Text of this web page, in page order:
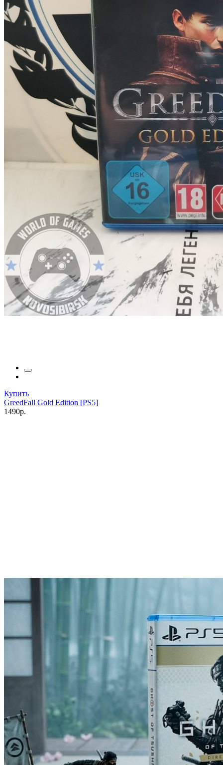
Купить
GreedFall Gold Edition [PS5]
1490р.